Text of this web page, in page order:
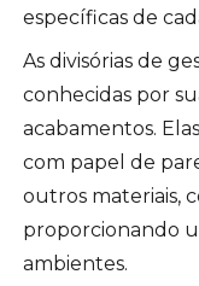
específicas de
As divisórias de
conhecidas por
acabamentos.
com papel de
outros materiais,
proporcionando
ambientes.